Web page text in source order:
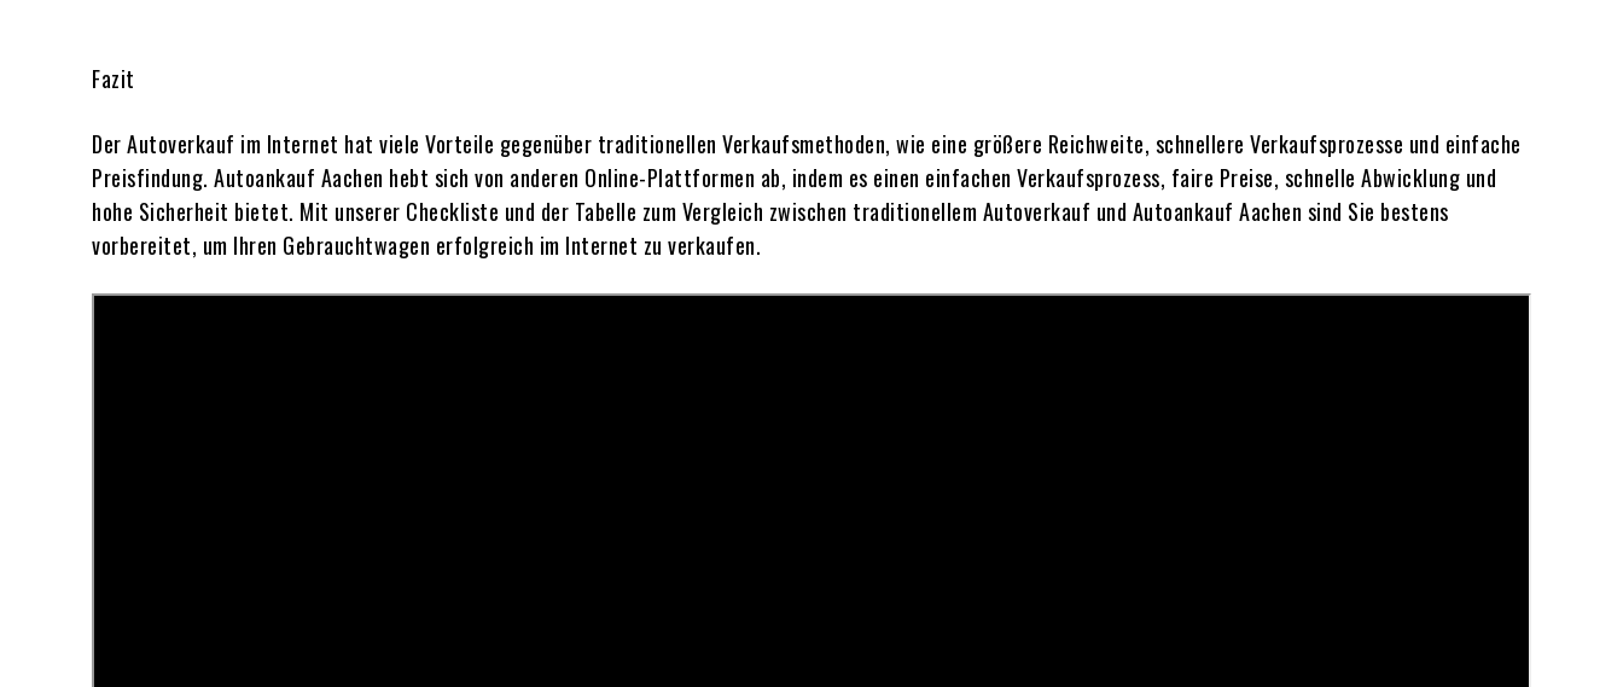
Fazit
Der Autoverkauf im Internet hat viele Vorteile gegenüber traditionellen Verkaufsmethoden, wie eine größere Reichweite, schnellere Verkaufsprozesse und einfache
Preisfindung. Autoankauf Aachen hebt sich von anderen Online-Plattformen ab, indem es einen einfachen Verkaufsprozess, faire Preise, schnelle Abwicklung und
hohe Sicherheit bietet. Mit unserer Checkliste und der Tabelle zum Vergleich zwischen traditionellem Autoverkauf und Autoankauf Aachen sind Sie bestens
vorbereitet, um Ihren Gebrauchtwagen erfolgreich im Internet zu verkaufen.